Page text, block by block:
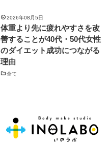
2026年08月5日
体重より先に疲れやすさを改
善することが40代・50代女性
のダイエット成功につながる
理由
全て